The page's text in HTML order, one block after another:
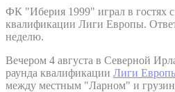
ФК "Иберия 1999" играл в гостях
квалификации Лиги Европы.
неделю.
Вечером 4 августа в Северной
раунда квалификации Лиги
между местным "Ларном" и